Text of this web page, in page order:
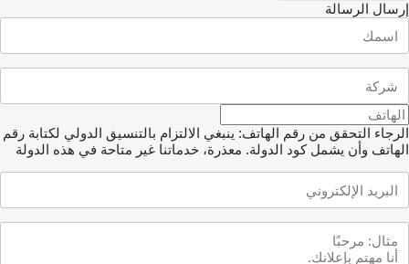
إرسال الرسالة
الرجاء التحقق من رقم الهاتف: ينبغي الالتزام بالتنسيق الدولي لكتابة رقم
الهاتف وأن يشمل كود الدولة. معذرة، خدماتنا غير متاحة في هذه الدولة